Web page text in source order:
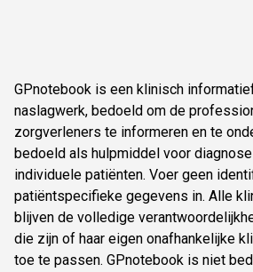
GPnotebook is een klinisch
naslagwerk, bedoeld om de
zorgverleners te informeren en te
bedoeld als hulpmiddel voor
individuele patiënten. Voer geen
patiëntspecifieke gegevens in. Alle
blijven de volledige
die zijn of haar eigen onafhankelijke
toe te passen. GPnotebook is niet